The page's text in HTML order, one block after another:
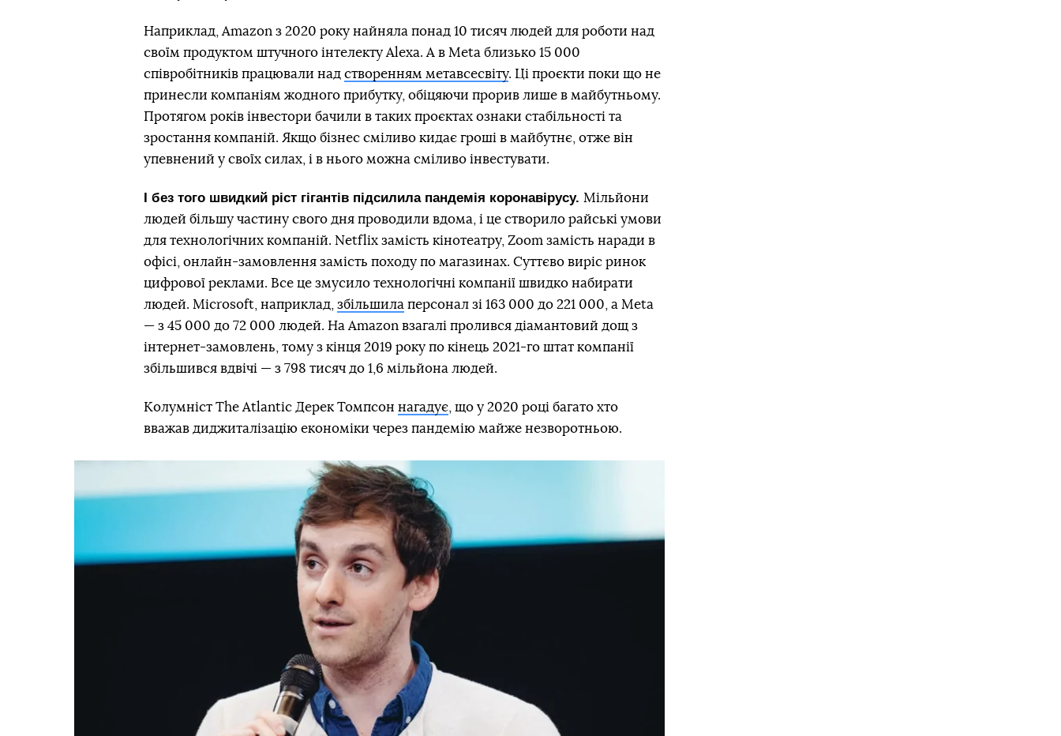
Наприклад, Amazon з 2020 року найняла понад 10 тисяч людей для роботи над
своїм продуктом штучного інтелекту Alexa. А в Meta близько 15 000
співробітників працювали над створенням метавсесвіту. Ці проєкти поки що не
принесли компаніям жодного прибутку, обіцяючи прорив лише в майбутньому.
Протягом років інвестори бачили в таких проєктах ознаки стабільності та
зростання компаній. Якщо бізнес сміливо кидає гроші в майбутнє, отже він
упевнений у своїх силах, і в нього можна сміливо інвестувати.
І без того швидкий ріст гігантів підсилила пандемія коронавірусу. Мільйони
людей більшу частину свого дня проводили вдома, і це створило райські умови
для технологічних компаній. Netflix замість кінотеатру, Zoom замість наради в
офісі, онлайн-замовлення замість походу по магазинах. Суттєво виріс ринок
цифрової реклами. Все це змусило технологічні компанії швидко набирати
людей. Microsoft, наприклад, збільшила персонал зі 163 000 до 221 000, а Meta
— з 45 000 до 72 000 людей. На Amazon взагалі пролився діамантовий дощ з
інтернет-замовлень, тому з кінця 2019 року по кінець 2021-го штат компанії
збільшився вдвічі — з 798 тисяч до 1,6 мільйона людей.
Колумніст The Atlantic Дерек Томпсон нагадує , що у 2020 році багато хто
вважав диджиталізацію економіки через пандемію майже незворотньою.